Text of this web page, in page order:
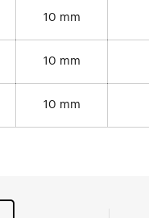
10 mm
10 mm
10 mm